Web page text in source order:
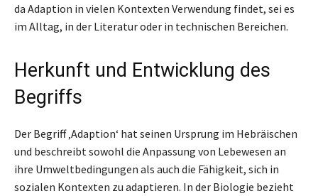
da Adaption in vielen Kontexten Verwendung findet, sei es
im Alltag, in der Literatur oder in technischen Bereichen.
Herkunft und Entwicklung des
Begriffs
Der Begriff ‚Adaption‘ hat seinen Ursprung im Hebräischen
und beschreibt sowohl die Anpassung von Lebewesen an
ihre Umweltbedingungen als auch die Fähigkeit, sich in
sozialen Kontexten zu adaptieren. In der Biologie bezieht